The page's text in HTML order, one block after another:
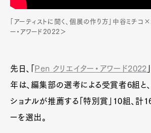
「アーティストに聞く、個展の作り方」中谷ミチ
ー・アワード2022＞
先日、「Pen クリエイター・アワード2022
年は、編集部の選考による受賞者6組と
ショナルが推薦する「特別賞」10組、計
ーを選出。